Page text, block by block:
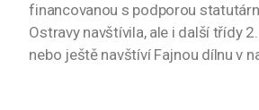
financovanou s podporou
Ostravy navštívila, ale i další třídy
nebo ještě navštíví Fajnou dílnu v